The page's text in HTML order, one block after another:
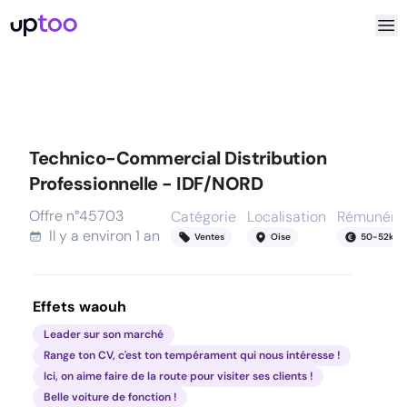
Technico-Commercial Distribution
Professionnelle - IDF/NORD
Offre n°45703
Il y a environ 1 an
Catégorie
Ventes
Localisation
Oise 50-52k
Effets waouh
Leader sur son marché
Range ton CV, c'est ton tempérament qui nous intéresse !
Ici, on aime faire de la route pour visiter ses clients !
Belle voiture de fonction !